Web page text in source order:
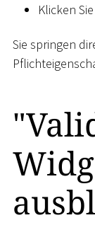
Klicken
Sie springen